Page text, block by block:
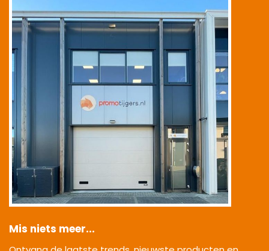
Mis niets meer...